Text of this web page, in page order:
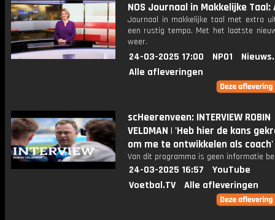
NOS Journaal in Makkelijke
Journaal in makkelijke taal met extra
een rustig tempo. Met het laatste
weer.
24-03-2025 17:00 NPO1
Alle afleveringen
scHeerenveen: INTERVIEW ROBIN
VELDMAN | 'Heb hier de kans
om me te ontwikkelen als coach'
Van dit programma is geen informatie
24-03-2025 16:57
YouTube
Voetbal.TV
Alle afleveringen